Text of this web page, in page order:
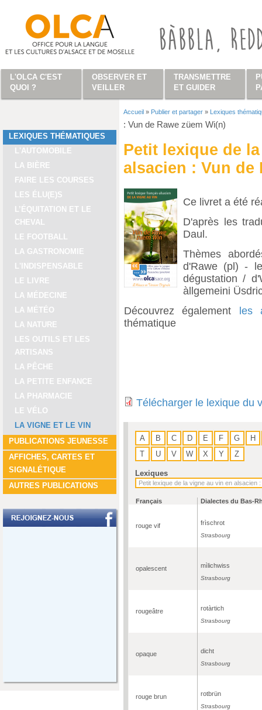
LEXIQUES THÉMATIQUES
L'AUTOMOBILE
LA BIÈRE
FAIRE LES COURSES
LES ÉLU(E)S
L’ÉQUITATION ET LE
CHEVAL
LE FOOTBALL
LA GASTRONOMIE
L'INDISPENSABLE
LE LIVRE
LA MÉDECINE
LA MÉTÉO
LA NATURE
LES OUTILS ET LES
ARTISANS
LA PÊCHE
LA PETITE ENFANCE
LA PHARMACIE
LE VÉLO
LA VIGNE ET LE VIN
PUBLICATIONS JEUNESSE
AFFICHES, CARTES ET
SIGNALÉTIQUE
AUTRES PUBLICATIONS
Vous êtes ici
Accueil » Publier et partager » Lexiques
: Vun de Rawe züem Wi(n)
Petit lexique de
alsacien : Vun de
Ce livret a été
D'après les
Daul.
Thèmes
d'Rawe (pl) -
dégustation /
àllgemeini
Découvrez également les
thématique
Télécharger le lexique du
A B C D E F G
H
T
U V W X Y Z
Lexiques
Français Dialectes du Bas-
rouge vif frìschrot
Strasbourg
opalescent mìlichwiss
Strasbourg
rougeâtre rotàrtich
Strasbourg
opaque dicht
Strasbourg
rouge brun rotbrün
Strasbourg
L'OLCA C'EST
QUOI ?
OBSERVER ET
VEILLER
TRANSMETTRE
ET GUIDER